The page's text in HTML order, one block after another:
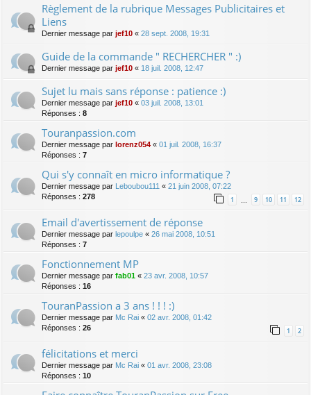
Règlement de la rubrique Messages Publicitaires et
Liens
Dernier message par jef10 « 28 sept. 2008, 19:31
Guide de la commande " RECHERCHER " :)
Dernier message par jef10 « 18 juil. 2008, 12:47
Sujet lu mais sans réponse : patience :)
Dernier message par jef10 « 03 juil. 2008, 13:01
Réponses : 8
Touranpassion.com
Dernier message par lorenz054 « 01 juil. 2008, 16:37
Réponses : 7
Qui s'y connaît en micro informatique ?
Dernier message par Leboubou111 « 21 juin 2008, 07:22
Réponses : 278 1 9 10 11 12
Email d'avertissement de réponse
Dernier message par lepoulpe « 26 mai 2008, 10:51
Réponses : 7
Fonctionnement MP
Dernier message par fab01 « 23 avr. 2008, 10:57
Réponses : 16
TouranPassion a 3 ans ! ! ! :)
Dernier message par Mc Rai « 02 avr. 2008, 01:42
Réponses : 26 1 2
félicitations et merci
Dernier message par Mc Rai « 01 avr. 2008, 23:08
Réponses : 10